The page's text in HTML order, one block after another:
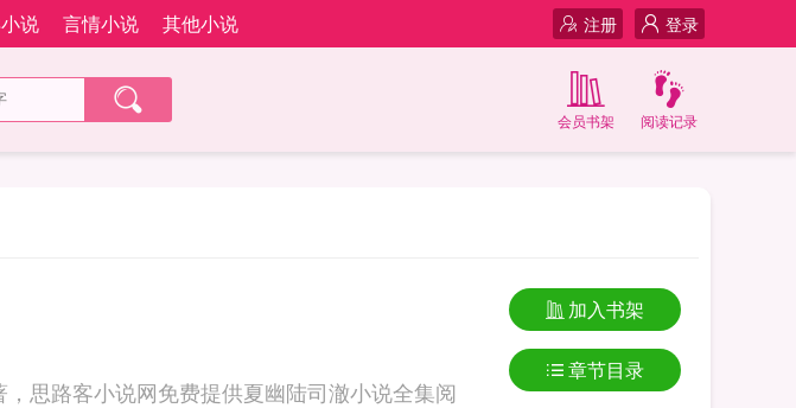
说 言情小说 其他小说 登录
注册
阅读记录
会员书架
思路客小说网免费提供夏幽陆司澈小说全集阅
加入书架
章节目录